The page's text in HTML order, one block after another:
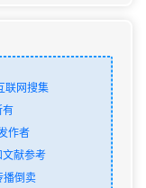
联网搜集
作者
献参考
播倒卖